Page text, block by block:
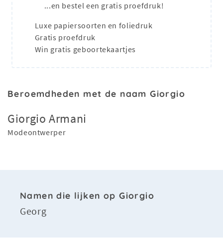
...en bestel een gratis proefdruk!
Luxe papiersoorten en foliedruk
Gratis proefdruk
Win gratis geboortekaartjes
Beroemdheden met de naam Giorgio
Giorgio Armani
Modeontwerper
Namen die lijken op Giorgio
Georg